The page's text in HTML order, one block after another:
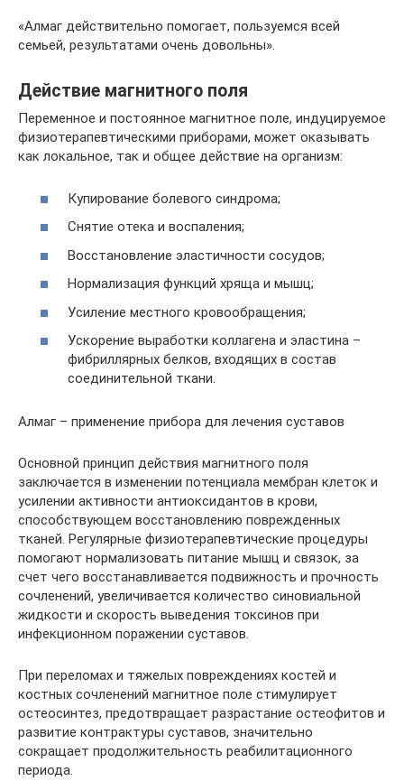
«Алмаг действительно помогает, пользуемся всей
семьей, результатами очень довольны».
Действие магнитного поля
Переменное и постоянное магнитное поле, индуцируемое
физиотерапевтическими приборами, может оказывать
как локальное, так и общее действие на организм:
Купирование болевого синдрома;
Снятие отека и воспаления;
Восстановление эластичности сосудов;
Нормализация функций хряща и мышц;
Усиление местного кровообращения;
Ускорение выработки коллагена и эластина –
фибриллярных белков, входящих в состав
соединительной ткани.
Алмаг – применение прибора для лечения суставов
Основной принцип действия магнитного поля
заключается в изменении потенциала мембран клеток и
усилении активности антиоксидантов в крови,
способствующем восстановлению поврежденных
тканей. Регулярные физиотерапевтические процедуры
помогают нормализовать питание мышц и связок, за
счет чего восстанавливается подвижность и прочность
сочленений, увеличивается количество синовиальной
жидкости и скорость выведения токсинов при
инфекционном поражении суставов.
При переломах и тяжелых повреждениях костей и
костных сочленений магнитное поле стимулирует
остеосинтез, предотвращает разрастание остеофитов и
развитие контрактуры суставов, значительно
сокращает продолжительность реабилитационного
периода.